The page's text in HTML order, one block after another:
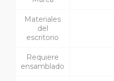
Materiales
del
escritorio
Requiere
ensamblado